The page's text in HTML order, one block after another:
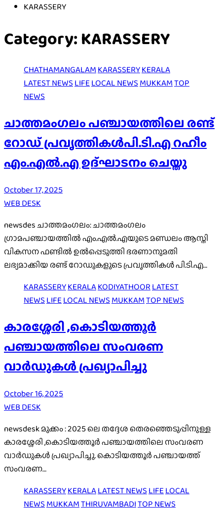
KARASSERY
Category:KARASSERY
CHATHAMANGALAM KARASSERYKERALA
LATEST NEWS LIFE LOCAL NEWS MUKKAMTOP
NEWS
ചാത്തമംഗലം പഞ്ചായത്തിലെ രണ്ട്
റോഡ് പ്രവൃത്തികള്‍പി.ടി.എ റഹീം
എം.എല്‍.എ ഉദ്ഘാടനം ചെയ്തു
October 17, 2025
WEB DESK
newsdes ചാത്തമംഗലം: ചാത്തമംഗലം
ഗ്രാമപഞ്ചായത്തില്‍ എം.എല്‍.എയുടെ മണ്ഡലം ആസ്തി
വികസന ഫണ്ടില്‍ ഉല്‍പ്പെടുത്തി ഭരണാനുമതി
ലഭ്യമാക്കിയ രണ്ട് റോഡുകളുടെ പ്രവൃത്തികള്‍ പി.ടി.എ…
KARASSERYKERALAKODIYATHOORLATEST
NEWS LIFE LOCAL NEWS MUKKAMTOP NEWS
കാരശ്ശേരി ,കൊടിയത്തൂർ
പഞ്ചായത്തിലെ സംവരണ
വാർഡുകൾ പ്രഖ്യാപിച്ചു
October 16, 2025
WEB DESK
newsdesk മുക്കം : 2025 ലെ തദ്ദേശ തെരഞ്ഞെടുപ്പിനുള്ള
കാരശ്ശേരി ,കൊടിയത്തൂർ പഞ്ചായത്തിലെ സംവരണ
വാർഡുകൾ പ്രഖ്യാപിച്ചു. കൊടിയത്തൂർ പഞ്ചായത്ത്‌
സംവരണ…
KARASSERYKERALALATEST NEWSLIFELOCAL
NEWSMUKKAMTHIRUVAMBADITOP NEWS